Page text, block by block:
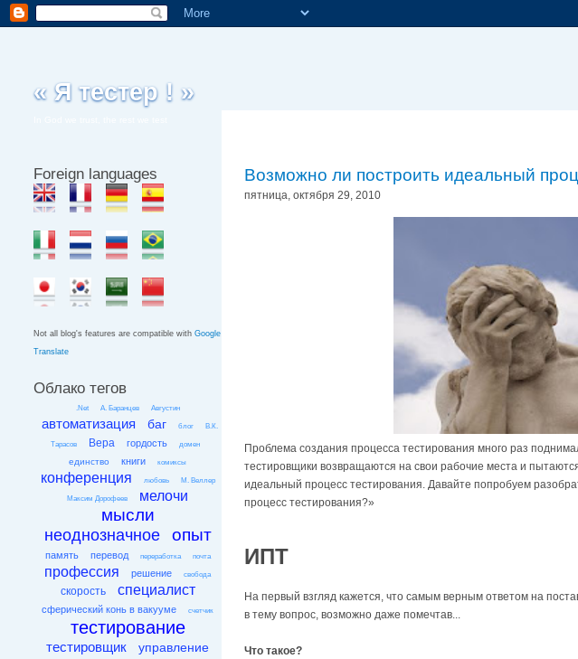
« Я тестер ! »
Foreign languages
Not all blog's features are compatible with Google
Translate
Облако тегов
.Net А. Баранцев Августин
автоматизация баг блог В.К.
Тарасов Вера гордость домен
единство книги комиксы
конференция любовь М. Веллер
Максим Дорофеев мелочи
мысли
неоднозначное опыт
память перевод переработка почта
профессия решение свобода
скорость специалист
сферический конь в вакууме счетчик
тестирование
тестировщик управление
Возможно ли построить идеальный
пятница, октября 29, 2010
Проблема создания процесса тестирования много раз
тестировщики возвращаются на свои рабочие места и
идеальный процесс тестирования. Давайте попробуем
процесс тестирования?»
ИПТ
На первый взгляд кажется, что самым верным ответом на
в тему вопрос, возможно даже помечтав...
Что такое?